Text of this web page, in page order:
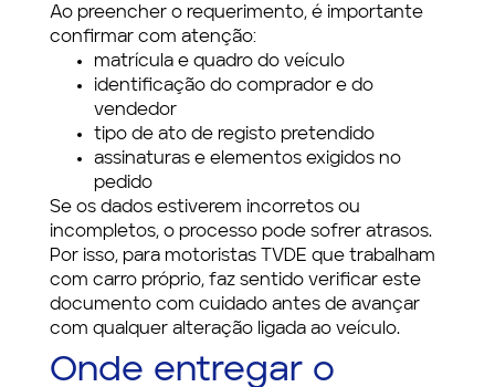
Ao preencher o requerimento, é importante
confirmar com atenção:
matrícula e quadro do veículo
identificação do comprador e do
vendedor
tipo de ato de registo pretendido
assinaturas e elementos exigidos no
pedido
Se os dados estiverem incorretos ou
incompletos, o processo pode sofrer atrasos.
Por isso, para motoristas TVDE que trabalham
com carro próprio, faz sentido verificar este
documento com cuidado antes de avançar
com qualquer alteração ligada ao veículo.
Onde entregar o